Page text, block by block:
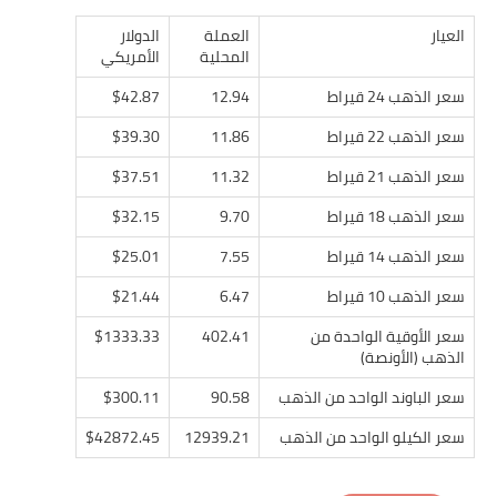
العيار العملة
المحلية
الدولار
الأمريكي
سعر الذهب 24 قيراط
12.94
$42.87
سعر الذهب 22 قيراط
11.86
$39.30
سعر الذهب 21 قيراط
11.32
$37.51
سعر الذهب 18 قيراط
9.70
$32.15
سعر الذهب 14 قيراط
7.55
$25.01
سعر الذهب 10 قيراط
6.47
$21.44
سعر الأوقية الواحدة من
الذهب (الأونصة)
402.41
$1333.33
سعر الباوند الواحد من الذهب 90.58
$300.11
سعر الكيلو الواحد من الذهب
12939.21
$42872.45